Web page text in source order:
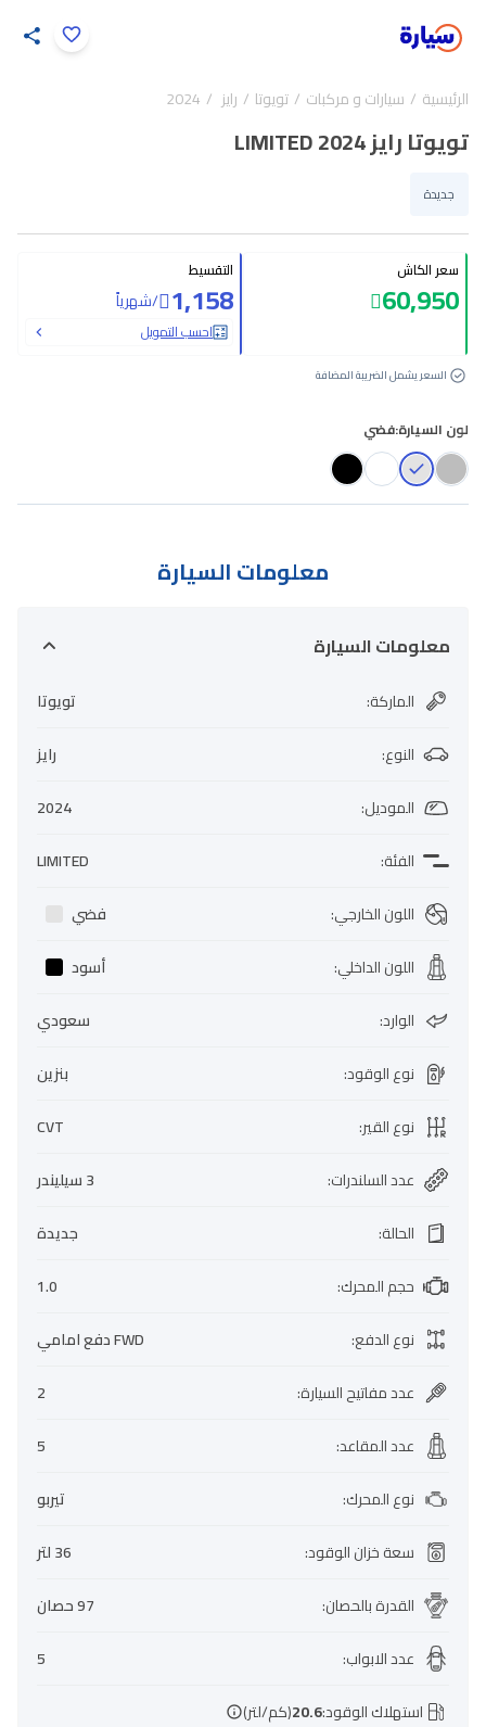
الرئيسية سيارات و مركبات تويوتا رايز 2024
تويوتا رايز LIMITED 2024
جديدة
سعر الكاش
60,950
التقسيط
1,158
/شهرياً
احسب التمويل
السعر يشمل الضريبة المضافة
لون السيارة:فضي
معلومات السيارة
معلومات السيارة
الماركة:
تويوتا
النوع:
رايز
الموديل:
2024
الفئة:
LIMITED
اللون الخارجي:
فضي
اللون الداخلي:
أسود
الوارد:
سعودي
نوع الوقود:
بنزين
نوع القير:
CVT
عدد السلندرات:
3 سيليندر
الحالة:
جديدة
حجم المحرك:
1.0
نوع الدفع:
FWD دفع امامي
عدد مفاتيح السيارة:
2
عدد المقاعد:
5
نوع المحرك:
تيربو
سعة خزان الوقود:
36 لتر
القدرة بالحصان:
97 حصان
عدد الابواب:
5
استهلاك الوقود:20.6(كم/لتر)